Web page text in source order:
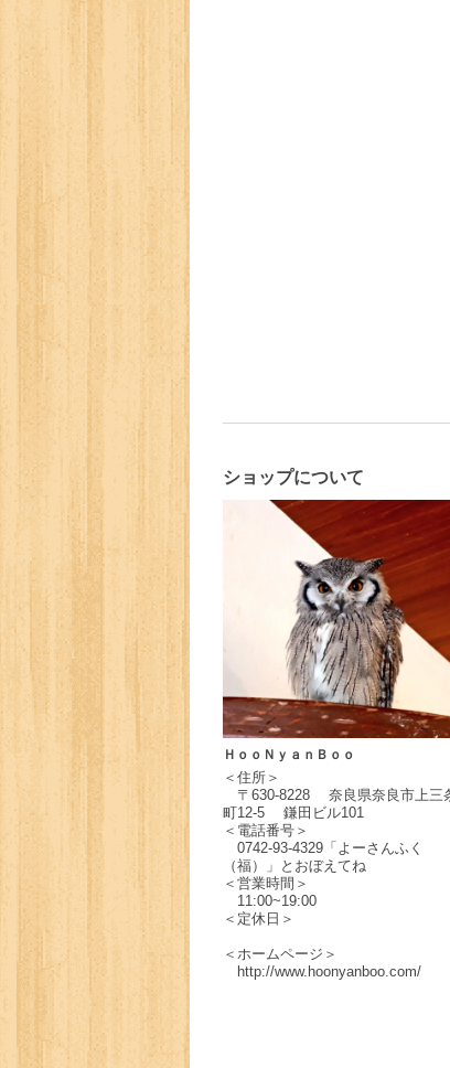
ショップについて
ＨｏｏＮｙａｎＢｏｏ
＜住所＞
〒630-8228 奈良県奈良市上三
町12-5 鎌田ビル101
＜電話番号＞
0742-93-4329「よーさんふく
（福）」とおぼえてね
＜営業時間＞
11:00~19:00
＜定休日＞
＜ホームページ＞
http://www.hoonyanboo.com/